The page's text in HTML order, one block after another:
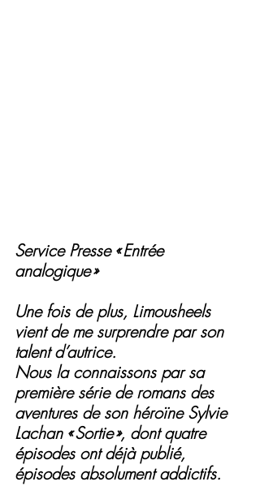
Service Presse « Entrée
analogique »
Une fois de plus, Limousheels
vient de me surprendre par son
talent d’autrice.
Nous la connaissons par sa
première série de romans des
aventures de son héroïne Sylvie
Lachan « Sortie », dont quatre
épisodes ont déjà publié,
épisodes absolument addictifs.